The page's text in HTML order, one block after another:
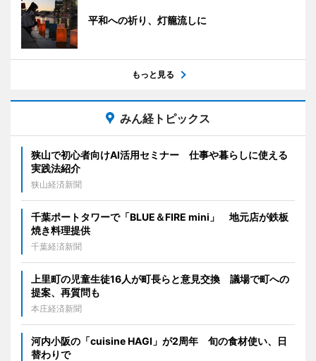
平和への祈り、灯籠流しに
もっと見る
みん経トピックス
狭山で初心者向けAI活用セミナー 仕事や暮らしに使える
実践法紹介
狭山経済新聞
千葉ポートタワーで「BLUE＆FIRE mini」 地元店が鉄板
焼き料理提供
千葉経済新聞
上里町の児童生徒16人が町長らと意見交換 議場で町への
提案、再質問も
本庄経済新聞
河内小阪の「cuisine HAGI」が2周年 旬の食材使い、日
替わりで